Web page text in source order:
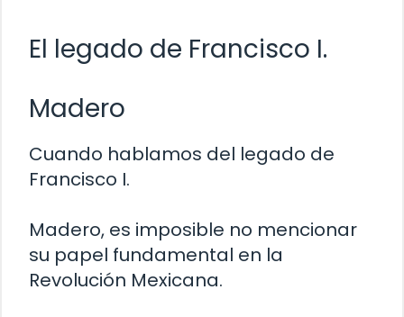
El legado de Francisco I.
Madero
Cuando hablamos del legado de
Francisco I.
Madero, es imposible no mencionar
su papel fundamental en la
Revolución Mexicana.